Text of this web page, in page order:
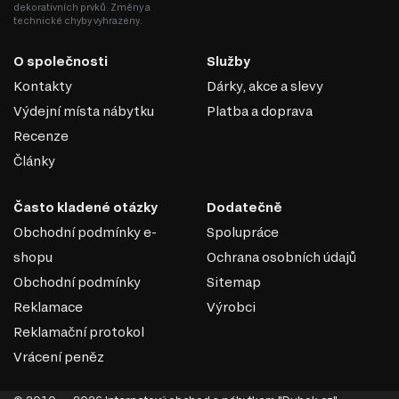
bývají často vyrobena z plastu nebo kovu.
Snadná instalace: Kolejničkové vedení je jednoduché na montáž
vhodné pro domácí použití.
Kolejničkové vedení je vhodné pro levný nebo standardní
nábytek, kde není potřeba vysoké zatížení nebo složité
mechanismy.
dekorativních prvků. Změny a
technické chyby vyhrazeny.
O společnosti
Kontakty
Výdejní místa nábytku
Recenze
Články
Služby
Dárky, akce a slevy
Platba a doprava
Často kladené otázky
Obchodní podmínky e-
shopu
Obchodní podmínky
Reklamace
Reklamační protokol
Vrácení peněz
Dodatečně
Spolupráce
Ochrana osobních údajů
Sitemap
Výrobci